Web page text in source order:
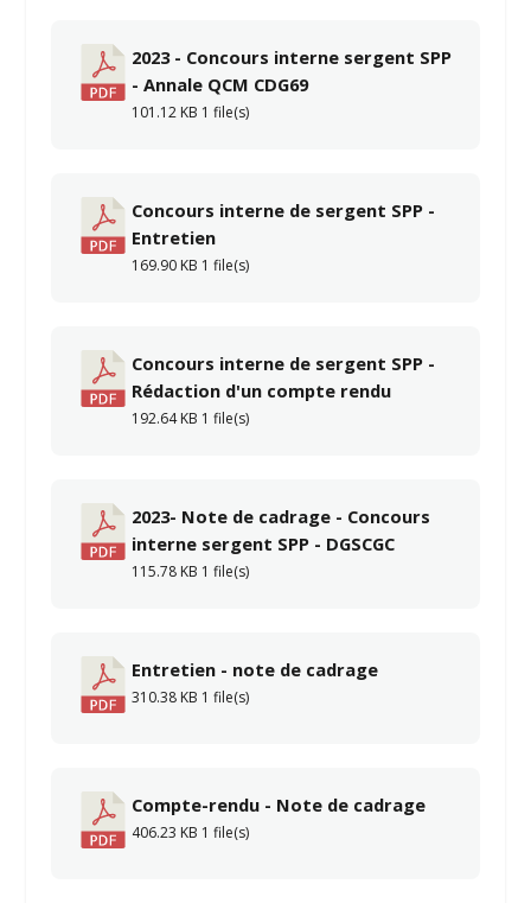
2023 - Concours interne sergent SPP
- Annale QCM CDG69
101.12 KB 1 file(s)
Concours interne de sergent SPP -
Entretien
169.90 KB 1 file(s)
Concours interne de sergent SPP -
Rédaction d'un compte rendu
192.64 KB 1 file(s)
2023- Note de cadrage - Concours
interne sergent SPP - DGSCGC
115.78 KB 1 file(s)
Entretien - note de cadrage
310.38 KB 1 file(s)
Compte-rendu - Note de cadrage
406.23 KB 1 file(s)